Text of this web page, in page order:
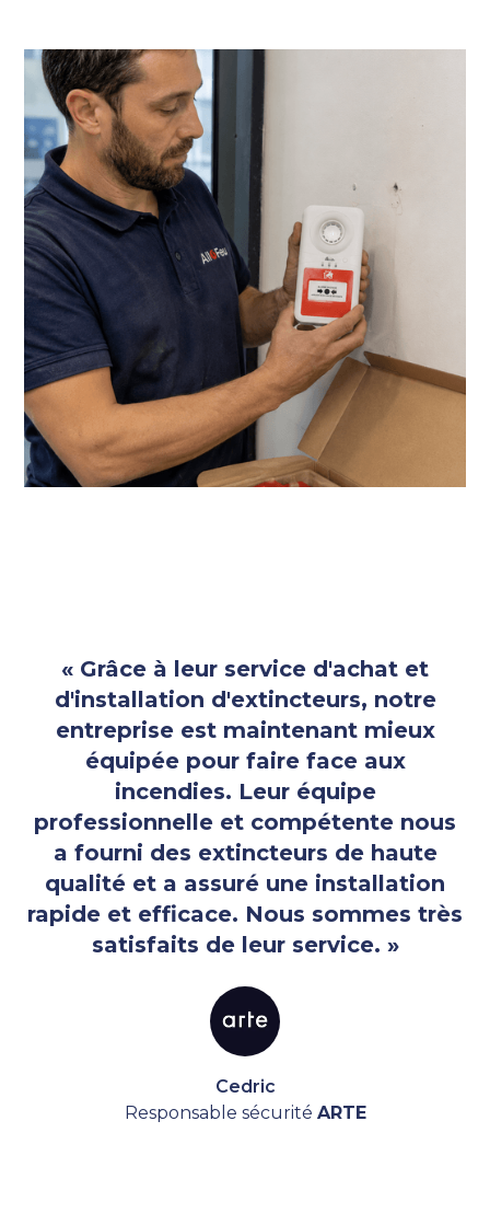
« Grâce à leur service d'achat et
d'installation d'extincteurs, notre
entreprise est maintenant mieux
équipée pour faire face aux
incendies. Leur équipe
professionnelle et compétente nous
a fourni des extincteurs de haute
qualité et a assuré une installation
rapide et efficace. Nous sommes très
satisfaits de leur service. »
Cedric
Responsable sécurité ARTE